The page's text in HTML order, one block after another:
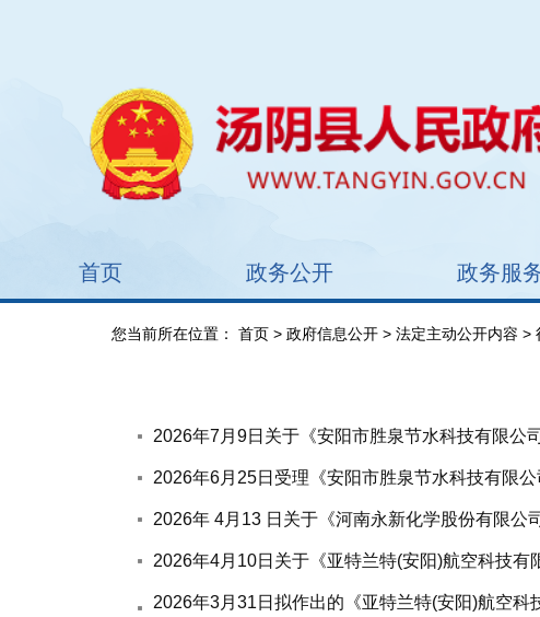
首页 政务公开 政务服
您当前所在位置： 首页 > 政府信息公开 > 法定主动公开内容 >
2026年7月9日关于《安阳市胜泉节水科技有限公
2026年6月25日受理《安阳市胜泉节水科技有限